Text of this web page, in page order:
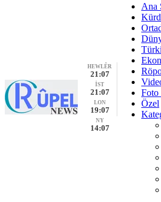
HEWLÊR
21:07
İST
21:07
LON
19:07
NY
14:07
Ana
Foto
Özel